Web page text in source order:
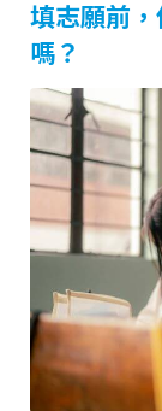
填志願前
嗎？